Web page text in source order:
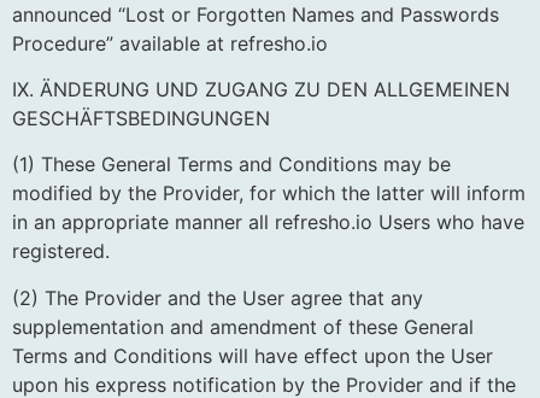
announced “Lost or Forgotten Names and Passwords
Procedure” available at refresho.io
IX. ÄNDERUNG UND ZUGANG ZU DEN ALLGEMEINEN
GESCHÄFTSBEDINGUNGEN
(1) These General Terms and Conditions may be
modified by the Provider, for which the latter will inform
in an appropriate manner all refresho.io Users who have
registered.
(2) The Provider and the User agree that any
supplementation and amendment of these General
Terms and Conditions will have effect upon the User
upon his express notification by the Provider and if the